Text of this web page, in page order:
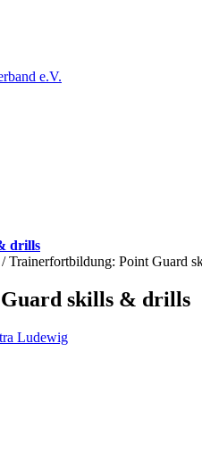
drills
/ Trainerfortbildung: Point Guard
skills & drills
Ludewig